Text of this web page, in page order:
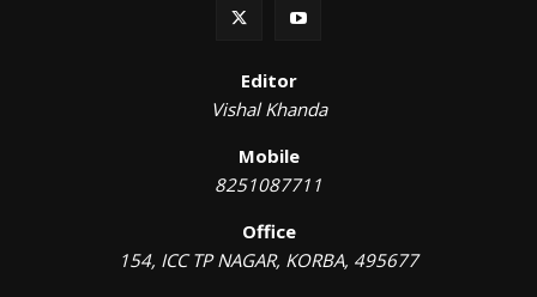
Editor
Vishal Khanda
Mobile
8251087711
Office
154, ICC TP NAGAR, KORBA, 495677